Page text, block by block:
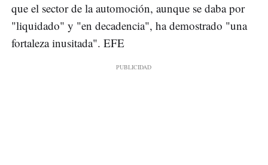
que el sector de la automoción, aunque se daba por
"liquidado" y "en decadencia", ha demostrado "una
fortaleza inusitada". EFE